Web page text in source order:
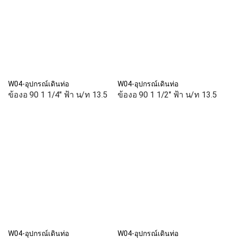
W04-อุปกรณ์เดินท่อ
ข้องอ 90 1 1/4" ฟ้า น/ท 13.5
W04-อุปกรณ์เดินท่อ
ข้องอ 90 1 1/2" ฟ้า น/ท 13.5
W04-อุปกรณ์เดินท่อ W04-อุปกรณ์เดินท่อ